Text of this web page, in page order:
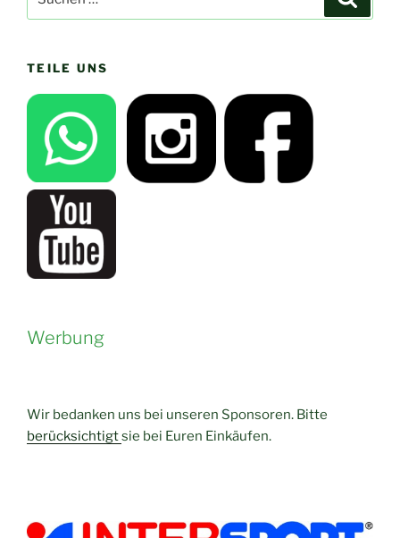
nach:
TEILE UNS
Werbung
Wir bedanken uns bei unseren Sponsoren. Bitte
berücksichtigtsie bei Euren Einkäufen.